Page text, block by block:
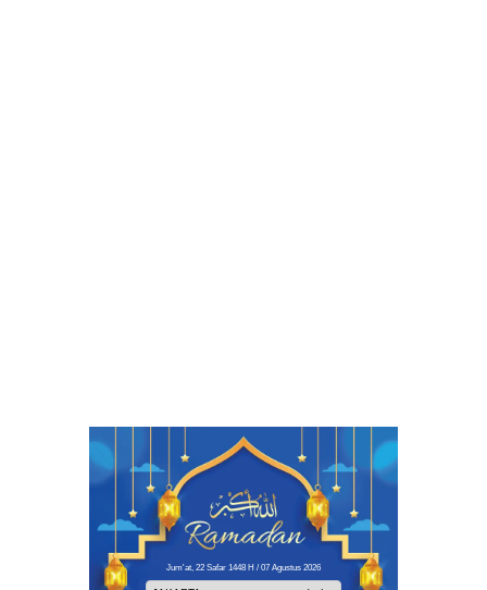
Jum'at, 22 Safar 1448 H / 07 Agustus 2026